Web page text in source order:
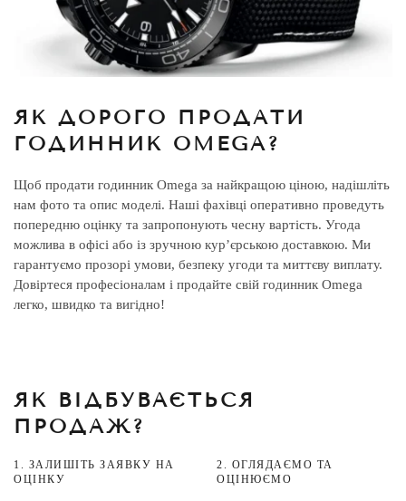
ЯК ДОРОГО ПРОДАТИ
ГОДИННИК OMEGA?
Щоб продати годинник Omega за найкращою ціною, надішліть
нам фото та опис моделі. Наші фахівці оперативно проведуть
попередню оцінку та запропонують чесну вартість. Угода
можлива в офісі або із зручною кур’єрською доставкою. Ми
гарантуємо прозорі умови, безпеку угоди та миттєву виплату.
Довіртеся професіоналам і продайте свій годинник Omega
легко, швидко та вигідно!
ЯК ВІДБУВАЄТЬСЯ
ПРОДАЖ?
1. ЗАЛИШІТЬ ЗАЯВКУ НА
ОЦІНКУ
2. ОГЛЯДАЄМО ТА
ОЦІНЮЄМО